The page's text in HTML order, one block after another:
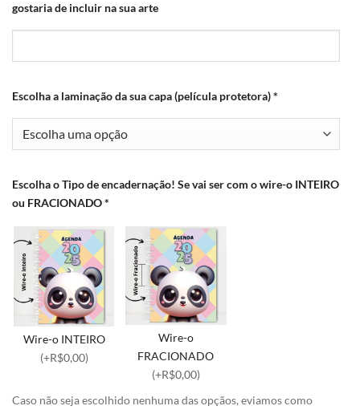
gostaria de incluir na sua arte
Escolha a laminação da sua capa (película protetora)*
Escolha o Tipo de encadernação! Se vai ser com o wire-o INTEIRO
ou FRACIONADO*
Wire-o INTEIRO
(+R$0,00)
Wire-o
FRACIONADO
(+R$0,00)
Caso não seja escolhido nenhuma das opçãos, eviamos como